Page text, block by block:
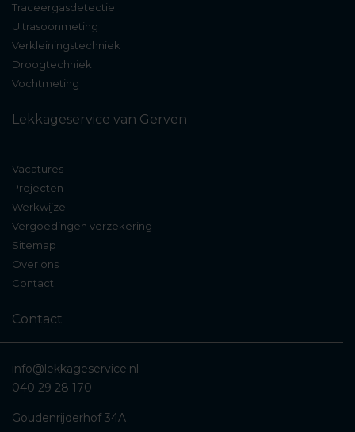
Afhankelijk van de situatie combineren wij
meerdere onderzoekstechnieken om de
oorzaak zo nauwkeurig mogelijk vast te
stellen.
Duidelijke rapportage
voor herstel of
verzekering
Na afloop van het onderzoek ontvangt u een
uitgebreid
Hierin beschrijven wij onder andere:
de uitgevoerde onderzoeksmethoden;
een duidelijke conclusie;
Traceergasdetectie
Ultrasoonmeting
Verkleiningstechniek
Droogtechniek
Vochtmeting
Lekkageservice van Gerven
Vacatures
Projecten
Werkwijze
Vergoedingen verzekering
Sitemap
Over ons
Contact
Contact
info@lekkageservice.nl
040 29 28 170
Goudenrijderhof 34A